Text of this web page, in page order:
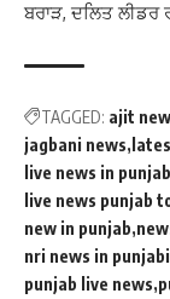
ਬਰਾੜ, ਦਲਿਤ ਲੀਡਰ
TAGGED: ajit
jagbani news
live news in
live news punjab
new in punjab
nri news in punjabi
punjab live news